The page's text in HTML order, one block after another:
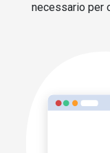
necessario per